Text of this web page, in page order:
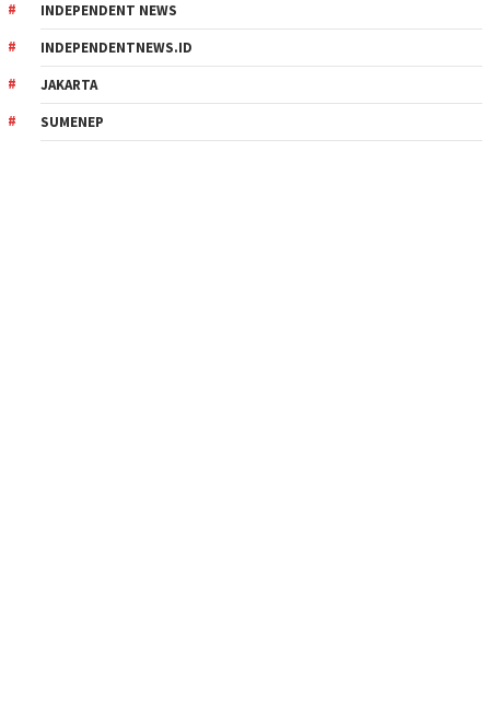
INDEPENDENT NEWS
INDEPENDENTNEWS.ID
JAKARTA
SUMENEP